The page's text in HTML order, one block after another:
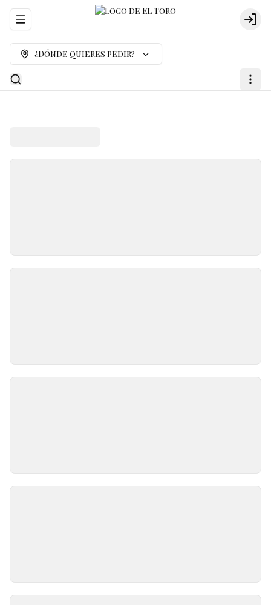
Abrir menu de navegación
¿Dónde quieres pedir?